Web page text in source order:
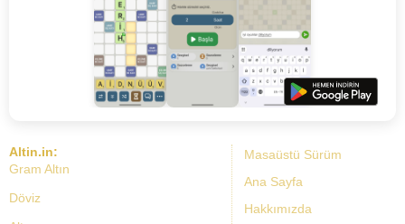
Masaüstü Sürüm
Ana Sayfa
Hakkımızda
Altin.in:
Gram Altın
Döviz